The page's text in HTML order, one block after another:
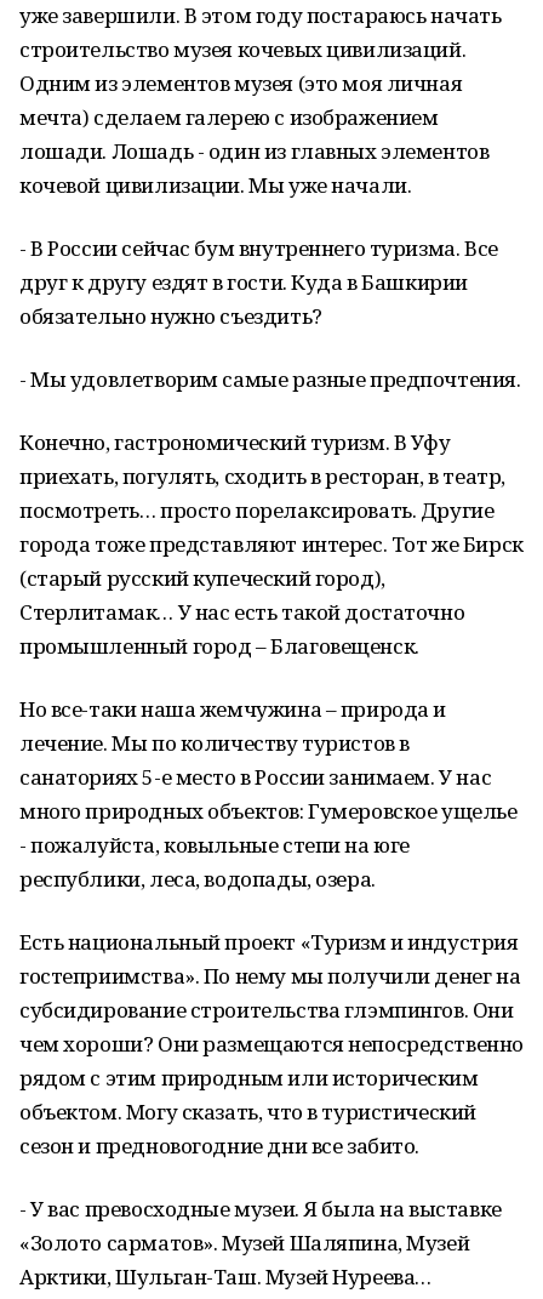
уже завершили. В этом году постараюсь начать
строительство музея кочевых цивилизаций.
Одним из элементов музея (это моя личная
мечта) сделаем галерею с изображением
лошади. Лошадь - один из главных элементов
кочевой цивилизации. Мы уже начали.
- В России сейчас бум внутреннего туризма. Все
друг к другу ездят в гости. Куда в Башкирии
обязательно нужно съездить?
- Мы удовлетворим самые разные предпочтения.
Конечно, гастрономический туризм. В Уфу
приехать, погулять, сходить в ресторан, в театр,
посмотреть… просто порелаксировать. Другие
города тоже представляют интерес. Тот же Бирск
(старый русский купеческий город),
Стерлитамак… У нас есть такой достаточно
промышленный город – Благовещенск.
Но все-таки наша жемчужина – природа и
лечение. Мы по количеству туристов в
санаториях 5-е место в России занимаем. У нас
много природных объектов: Гумеровское ущелье
- пожалуйста, ковыльные степи на юге
республики, леса, водопады, озера.
Есть национальный проект «Туризм и индустрия
гостеприимства». По нему мы получили денег на
субсидирование строительства глэмпингов. Они
чем хороши? Они размещаются непосредственно
рядом с этим природным или историческим
объектом. Могу сказать, что в туристический
сезон и предновогодние дни все забито.
- У вас превосходные музеи. Я была на выставке
«Золото сарматов». Музей Шаляпина, Музей
Арктики, Шульган-Таш. Музей Нуреева…